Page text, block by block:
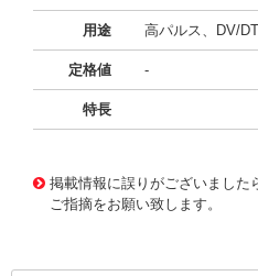
用途 高パルス、DV/DT
定格値 -
特長
掲載情報に誤りがございました
ご指摘をお願い致します。